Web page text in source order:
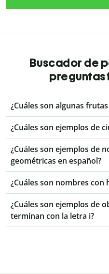
Buscador de
preguntas
¿Cuáles son algunas
¿Cuáles son ejemplos de
¿Cuáles son ejemplos de
geométricas en español?
¿Cuáles son nombres con
¿Cuáles son ejemplos de
terminan con la letra i?